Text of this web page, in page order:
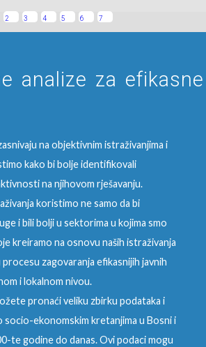
2 3 4 5 6 7
analize za efikasne
na objektivnim istraživanjima i
kako bi bolje identifikovali
na njihovom rješavanju.
koristimo ne samo da bi
i bili bolji u sektorima u kojima smo
kreiramo na osnovu naših istraživanja
zagovaranja efikasnijih javnih
i lokalnom nivou.
pronaći veliku zbirku podataka i
socio-ekonomskim kretanjima u Bosni i
te godine do danas. Ovi podaci mogu